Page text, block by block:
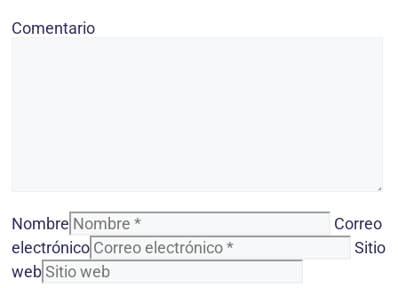
Comentario
Nombre
Correo
electrónico
Sitio
web